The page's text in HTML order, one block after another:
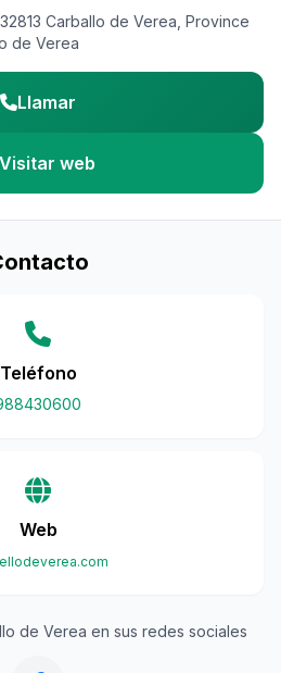
Carballo de Verea, Province
de Verea
Llamar
web
Teléfono
Web
de Verea en sus redes sociales